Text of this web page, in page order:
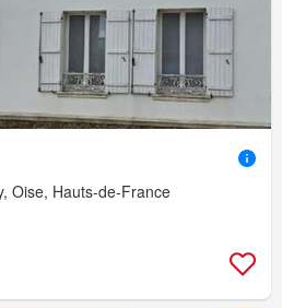
Oise, Hauts-de-France